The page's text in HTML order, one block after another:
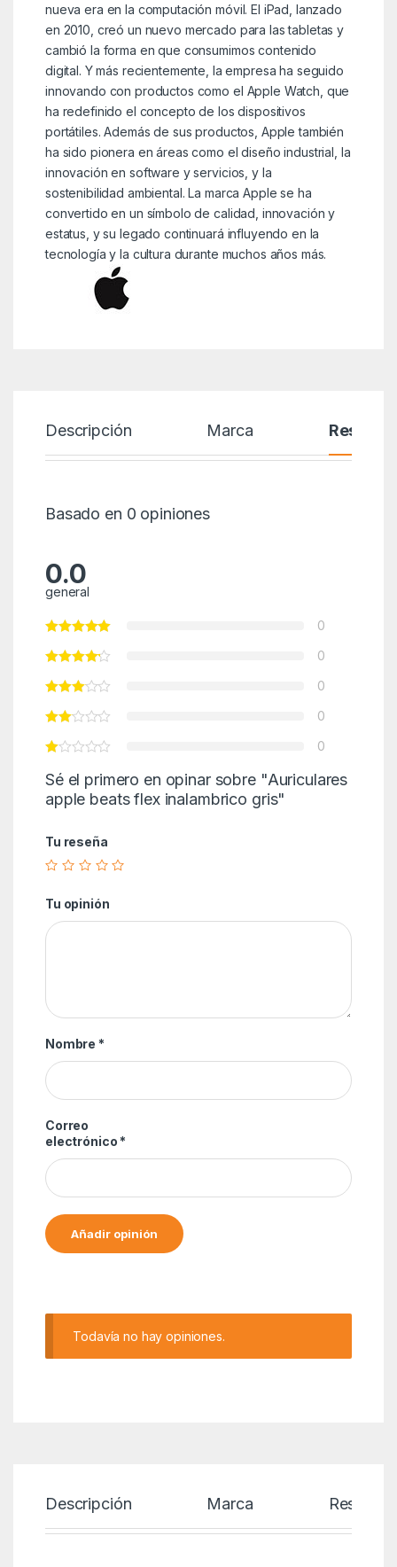
nueva era en la computación móvil. El iPad, lanzado
en 2010, creó un nuevo mercado para las tabletas y
cambió la forma en que consumimos contenido
digital. Y más recientemente, la empresa ha seguido
innovando con productos como el Apple Watch, que
ha redefinido el concepto de los dispositivos
portátiles. Además de sus productos, Apple también
ha sido pionera en áreas como el diseño industrial, la
innovación en software y servicios, y la
sostenibilidad ambiental. La marca Apple se ha
convertido en un símbolo de calidad, innovación y
estatus, y su legado continuará influyendo en la
tecnología y la cultura durante muchos años más.
Descripción Marca Reseñas
Basado en 0 opiniones
0.0
general
0
0
0
0
0
Sé el primero en opinar sobre "Auriculares
apple beats flex inalambrico gris"
Tu reseña
Tu opinión
Nombre *
Correo
electrónico *
Todavía no hay opiniones.
Descripción Marca Reseñas